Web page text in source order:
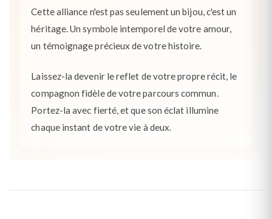
Cette alliance n'est pas seulement un bijou, c'est un
héritage. Un symbole intemporel de votre amour,
un témoignage précieux de votre histoire.
Laissez-la devenir le reflet de votre propre récit, le
compagnon fidèle de votre parcours commun.
Portez-la avec fierté, et que son éclat illumine
chaque instant de votre vie à deux.